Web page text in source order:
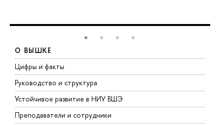
О ВЫШКЕ
Цифры и факты
Руководство и структура
Устойчивое развитие в НИУ ВШЭ
Преподаватели и сотрудники